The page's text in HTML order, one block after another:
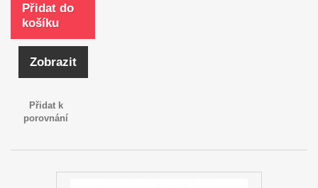
Přidat do
košíku
Zobrazit
Přidat k
porovnání